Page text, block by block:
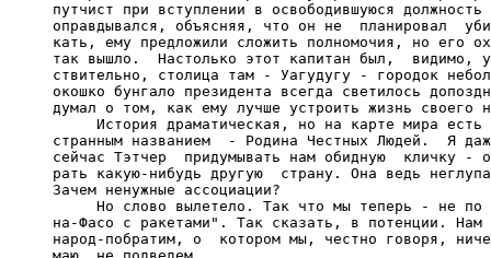
путчист при вступлении в освободившуюся должность
оправдывался, объясняя, что он не  планировал
кать, ему предложили сложить полномочия, но его
так вышло.  Настолько этот капитан был,  видимо,
ствительно, столица там - Уагудугу - городок
окошко бунгало президента всегда светилось
думал о том, как ему лучше устроить жизнь своего
История драматическая, но на карте мира есть
странным названием  - Родина Честных Людей.  Я
сейчас Тэтчер  придумывать нам обидную  кличку -
рать какую-нибудь другую  страну. Она ведь
     Зачем ненужные ассоциации?
Но слово вылетело. Так что мы теперь - не по
на-Фасо с ракетами". Так сказать, в потенции. Нам
народ-побратим, о  котором мы, честно говоря,